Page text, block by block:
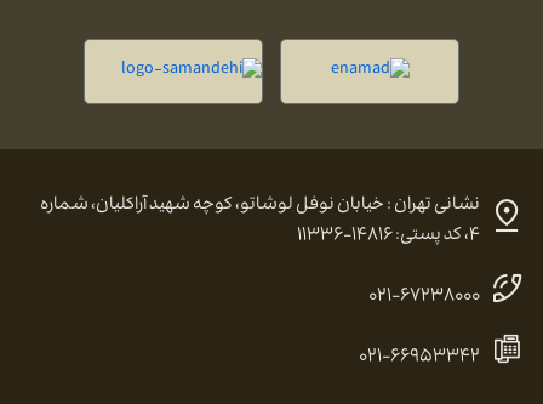
نشانی تهران : خیابان نوفل لوشاتو، کوچه شهید آراکلیان، شماره
۴، کد پستی: ۱۴۸۱۶-۱۱۳۳۶
۰۲۱-۶۷۲۳۸۰۰۰
۰۲۱-۶۶۹۵۳۳۴۲